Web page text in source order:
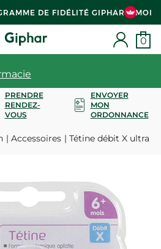
DE FIDÉLITÉ GIPHAR & MOI
0
PRENDRE
RENDEZ-
VOUS
ENVOYER
MON
ORDONNANCE
Accessoires Tétine débit X ultra-